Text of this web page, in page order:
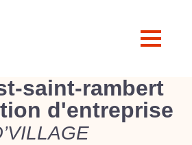
saint-rambert
d'entreprise